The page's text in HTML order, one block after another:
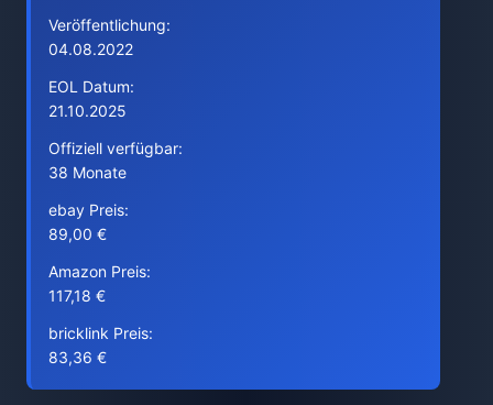
Veröffentlichung:
04.08.2022
EOL Datum:
21.10.2025
Offiziell verfügbar:
38 Monate
ebay Preis:
89,00 €
Amazon Preis:
117,18 €
bricklink Preis:
83,36 €